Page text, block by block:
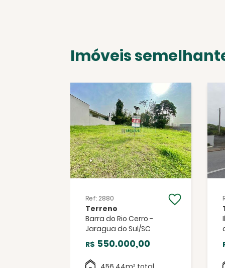
Imóveis
Ref: 2880
Terreno
Barra do Rio Cerro -
Jaragua do Sul/SC
R$ 550.000,00